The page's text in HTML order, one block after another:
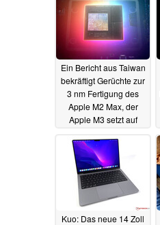
Ein Bericht aus Taiwan
bekräftigt Gerüchte zur
3 nm Fertigung des
Apple M2 Max, der
Apple M3 setzt auf
Kuo: Das neue 14 Zoll